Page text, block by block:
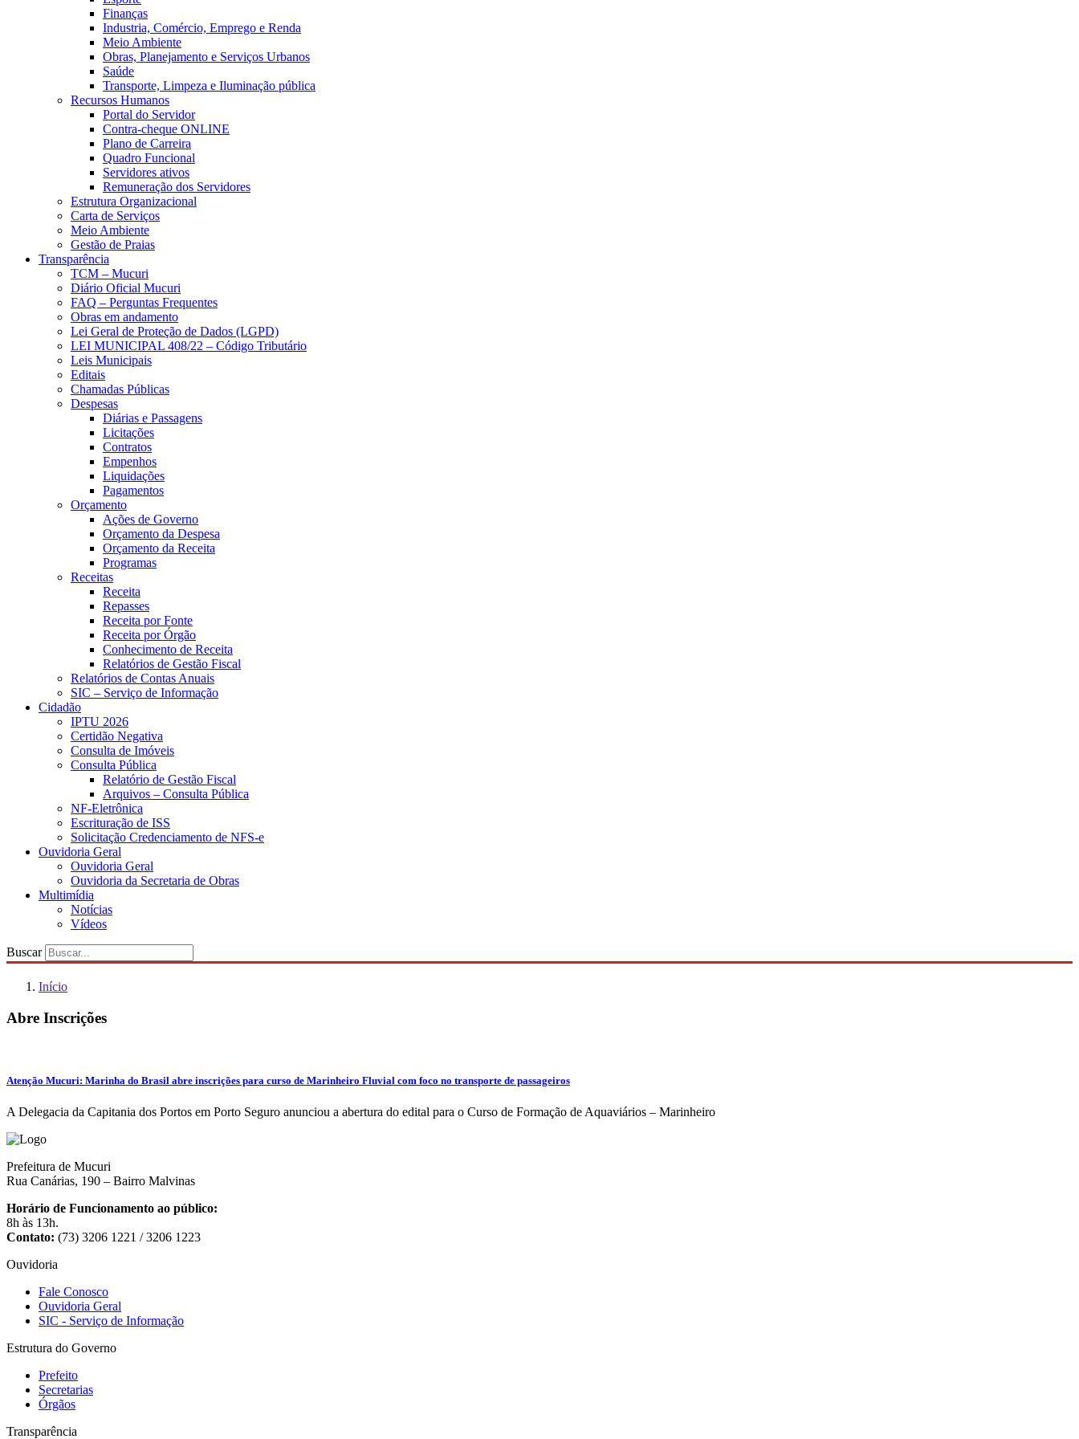
Finanças
Industria, Comércio, Emprego e Renda
Meio Ambiente
Obras, Planejamento e Serviços Urbanos
Saúde
Transporte, Limpeza e Iluminação pública
Recursos Humanos
Portal do Servidor
Contra-cheque ONLINE
Plano de Carreira
Quadro Funcional
Servidores ativos
Remuneração dos Servidores
Estrutura Organizacional
Carta de Serviços
Meio Ambiente
Gestão de Praias
Transparência
TCM – Mucuri
Diário Oficial Mucuri
FAQ – Perguntas Frequentes
Obras em andamento
Lei Geral de Proteção de Dados (LGPD)
LEI MUNICIPAL 408/22 – Código Tributário
Leis Municipais
Editais
Chamadas Públicas
Despesas
Diárias e Passagens
Licitações
Contratos
Empenhos
Liquidações
Pagamentos
Orçamento
Ações de Governo
Orçamento da Despesa
Orçamento da Receita
Programas
Receitas
Receita
Repasses
Receita por Fonte
Receita por Órgão
Conhecimento de Receita
Relatórios de Gestão Fiscal
Relatórios de Contas Anuais
SIC – Serviço de Informação
Cidadão
IPTU 2026
Certidão Negativa
Consulta de Imóveis
Consulta Pública
Relatório de Gestão Fiscal
Arquivos – Consulta Pública
NF-Eletrônica
Escrituração de ISS
Solicitação Credenciamento de NFS-e
Ouvidoria Geral
Ouvidoria Geral
Ouvidoria da Secretaria de Obras
Multimídia
Notícias
Vídeos
Buscar
Início
Abre Inscrições
Atenção Mucuri: Marinha do Brasil abre inscrições para curso de Marinheiro Fluvial com foco no transporte de passageiros
A Delegacia da Capitania dos Portos em Porto Seguro anunciou a abertura do edital para o Curso de Formação de Aquaviários – Marinheiro
Prefeitura de Mucuri
Rua Canárias, 190 – Bairro Malvinas
Horário de Funcionamento ao público:
8h às 13h.
Contato: (73) 3206 1221 / 3206 1223
Ouvidoria
Fale Conosco
Ouvidoria Geral
SIC - Serviço de Informação
Estrutura do Governo
Prefeito
Secretarias
Órgãos
Transparência